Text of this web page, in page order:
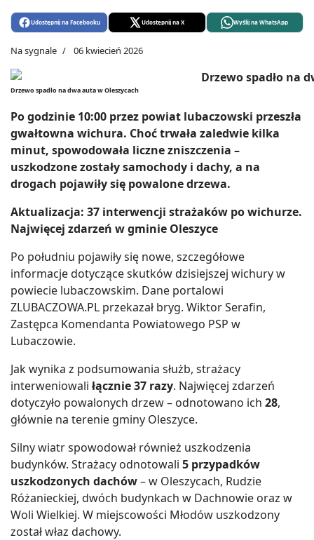
Udostępnij na Facebooku Udostępnij na X Wyślij na WhatsApp
Na sygnale 06 kwiecień 2026
Drzewo spadło na dwa auta w Oleszycach
Po godzinie 10:00 przez powiat lubaczowski przeszła
gwałtowna wichura. Choć trwała zaledwie kilka
minut, spowodowała liczne zniszczenia –
uszkodzone zostały samochody i dachy, a na
drogach pojawiły się powalone drzewa.
Aktualizacja: 37 interwencji strażaków po wichurze.
Najwięcej zdarzeń w gminie Oleszyce
Po południu pojawiły się nowe, szczegółowe
informacje dotyczące skutków dzisiejszej wichury w
powiecie lubaczowskim. Dane portalowi
ZLUBACZOWA.PL przekazał bryg. Wiktor Serafin,
Zastępca Komendanta Powiatowego PSP w
Lubaczowie.
Jak wynika z podsumowania służb, strażacy
interweniowali łącznie 37 razy. Najwięcej zdarzeń
dotyczyło powalonych drzew – odnotowano ich 28,
głównie na terenie gminy Oleszyce.
Silny wiatr spowodował również uszkodzenia
budynków. Strażacy odnotowali 5 przypadków
uszkodzonych dachów– w Oleszycach, Rudzie
Różanieckiej, dwóch budynkach w Dachnowie oraz w
Woli Wielkiej. W miejscowości Młodów uszkodzony
został właz dachowy.